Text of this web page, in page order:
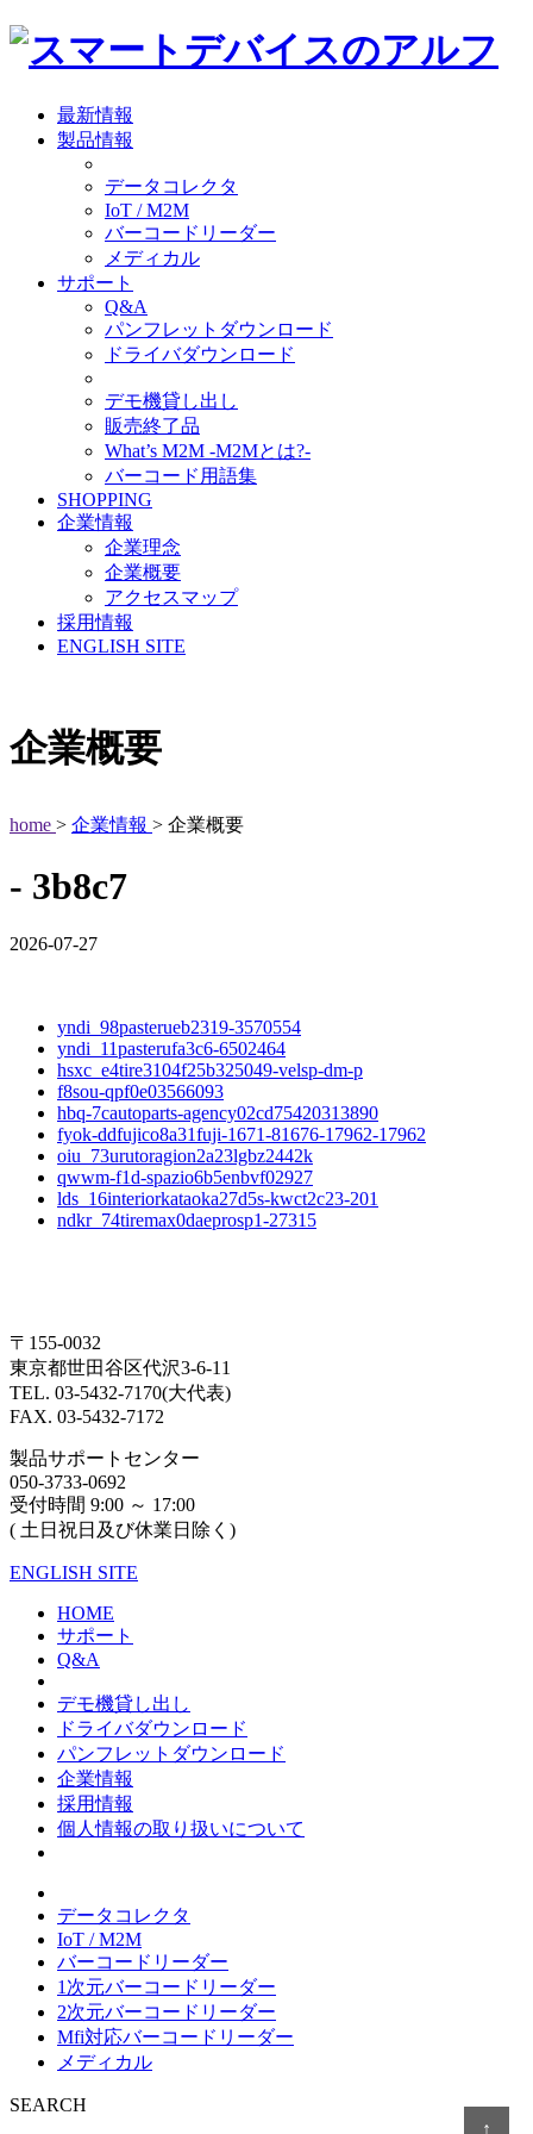
最新情報
製品情報
データコレクタ
IoT / M2M
バーコードリーダー
メディカル
サポート
Q&A
パンフレットダウンロード
ドライバダウンロード
デモ機貸し出し
販売終了品
What’s M2M -M2Mとは?-
バーコード用語集
SHOPPING
企業情報
企業理念
企業概要
アクセスマップ
採用情報
ENGLISH SITE
企業概要
home > 企業情報 > 企業概要
- 3b8c7
2026-07-27
yndi_98pasterueb2319-3570554
yndi_11pasterufa3c6-6502464
hsxc_e4tire3104f25b325049-velsp-dm-p
f8sou-qpf0e03566093
hbq-7cautoparts-agency02cd75420313890
fyok-ddfujico8a31fuji-1671-81676-17962-17962
oiu_73urutoragion2a23lgbz2442k
qwwm-f1d-spazio6b5enbvf02927
lds_16interiorkataoka27d5s-kwct2c23-201
ndkr_74tiremax0daeprosp1-27315
〒155-0032
東京都世田谷区代沢3-6-11
TEL. 03-5432-7170(大代表)
FAX. 03-5432-7172
製品サポートセンター
050-3733-0692
受付時間 9:00 ～ 17:00
( 土日祝日及び休業日除く)
ENGLISH SITE
HOME
サポート
Q&A
デモ機貸し出し
ドライバダウンロード
パンフレットダウンロード
企業情報
採用情報
個人情報の取り扱いについて
データコレクタ
IoT / M2M
バーコードリーダー
1次元バーコードリーダー
2次元バーコードリーダー
Mfi対応バーコードリーダー
メディカル
SEARCH
↑